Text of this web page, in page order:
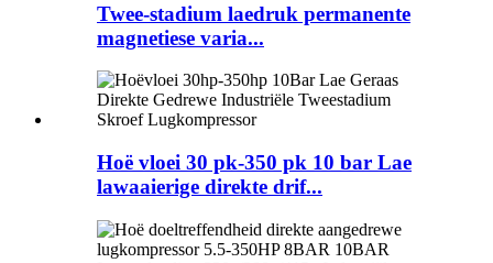
Twee-stadium laedruk permanente
magnetiese varia...
Hoë vloei 30 pk-350 pk 10 bar Lae
lawaaierige direkte drif...